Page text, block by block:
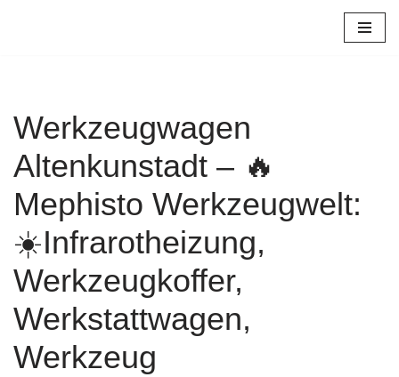
Werkzeugwagen
Altenkunstadt – 🔥
Mephisto Werkzeugwelt:
☀️Infrarotheizung,
Werkzeugkoffer,
Werkstattwagen,
Werkzeug